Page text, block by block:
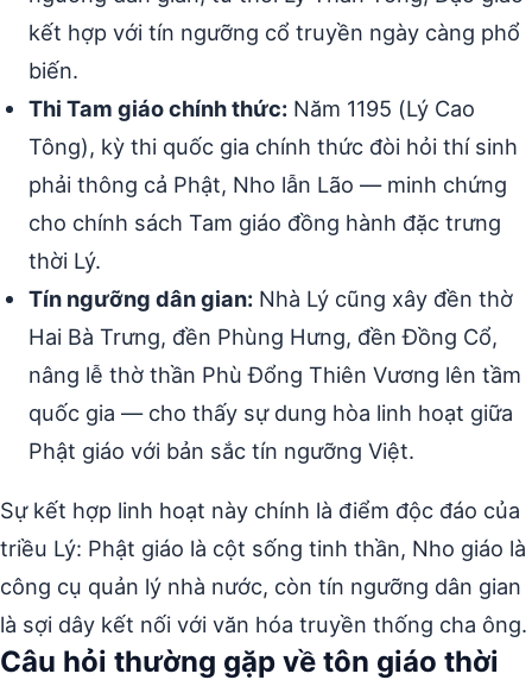
kết hợp với tín ngưỡng cổ truyền ngày càng phổ
biến.
Thi Tam giáo chính thức: Năm 1195 (Lý Cao
Tông), kỳ thi quốc gia chính thức đòi hỏi thí sinh
phải thông cả Phật, Nho lẫn Lão — minh chứng
cho chính sách Tam giáo đồng hành đặc trưng
thời Lý.
Tín ngưỡng dân gian: Nhà Lý cũng xây đền thờ
Hai Bà Trưng, đền Phùng Hưng, đền Đồng Cổ,
nâng lễ thờ thần Phù Đổng Thiên Vương lên tầm
quốc gia — cho thấy sự dung hòa linh hoạt giữa
Phật giáo với bản sắc tín ngưỡng Việt.
Sự kết hợp linh hoạt này chính là điểm độc đáo của
triều Lý: Phật giáo là cột sống tinh thần, Nho giáo là
công cụ quản lý nhà nước, còn tín ngưỡng dân gian
là sợi dây kết nối với văn hóa truyền thống cha ông.
Câu hỏi thường gặp về tôn giáo thời